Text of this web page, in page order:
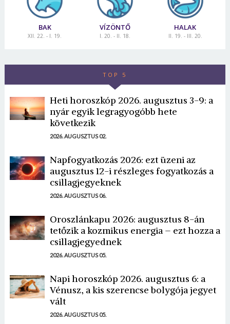
BAK
XII. 22. - I. 19.
VÍZÖNTŐ
I. 20. - II. 18.
HALAK
II. 19. - III. 20.
TOP 5
Heti horoszkóp 2026. augusztus 3-9: a
nyár egyik legragyogóbb hete
következik
2026. AUGUSZTUS 02.
Napfogyatkozás 2026: ezt üzeni az
augusztus 12-i részleges fogyatkozás a
csillagjegyeknek
2026. AUGUSZTUS 06.
Oroszlánkapu 2026: augusztus 8-án
tetőzik a kozmikus energia – ezt hozza a
csillagjegyednek
2026. AUGUSZTUS 05.
Napi horoszkóp 2026. augusztus 6: a
Vénusz, a kis szerencse bolygója jegyet
vált
2026. AUGUSZTUS 05.